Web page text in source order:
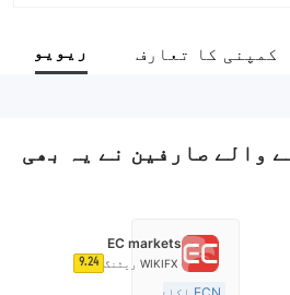
کمپنی کا تعارف ریویو
والے صارفین نے یہ بھی
EC markets
WIKIFX ریٹنگ 9.24